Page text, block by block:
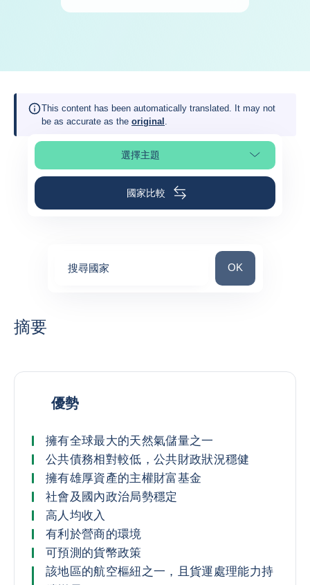
This content has been automatically translated. It may not
be as accurate as the original .
選擇主題選擇頁面段落
國家比較
搜尋國家 搜尋國家
OK
摘要
優勢
擁有全球最大的天然氣儲量之一
公共債務相對較低，公共財政狀況穩健
擁有雄厚資產的主權財富基金
社會及國內政治局勢穩定
高人均收入
有利於營商的環境
可預測的貨幣政策
該地區的航空樞紐之一，且貨運處理能力持